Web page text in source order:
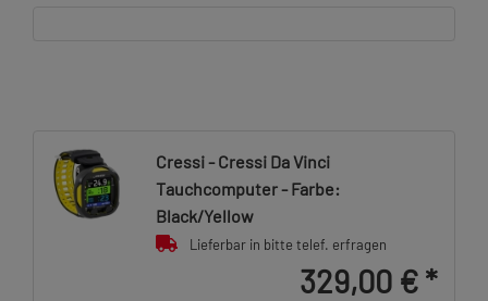
Cressi - Cressi Da Vinci
Tauchcomputer - Farbe:
Black/Yellow
Lieferbar in bitte telef. erfragen
329,00 € *